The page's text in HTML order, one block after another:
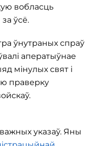
вобласць
ўсё.
ўнутраных спраў
аператыўнае
мінулых свят і
праверку
указаў. Яны